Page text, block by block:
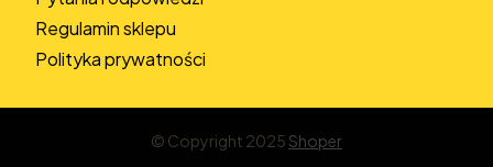
Regulamin sklepu
Polityka prywatności
© Copyright 2025Shoper